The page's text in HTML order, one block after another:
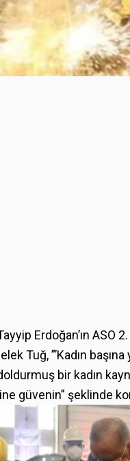
Erdoğan’ın
Tuğ, ”’Kadın
bir kadın
güvenin” şeklinde